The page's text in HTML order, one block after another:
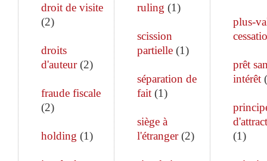
droit de visite
(2)
droits
d'auteur(2)
fraude fiscale
(2)
holding (1)
ruling (1)
scission
partielle(1)
séparation de
fait(1)
siège à
l'étranger(2)
plus-
prêt
intérêt(
(1)